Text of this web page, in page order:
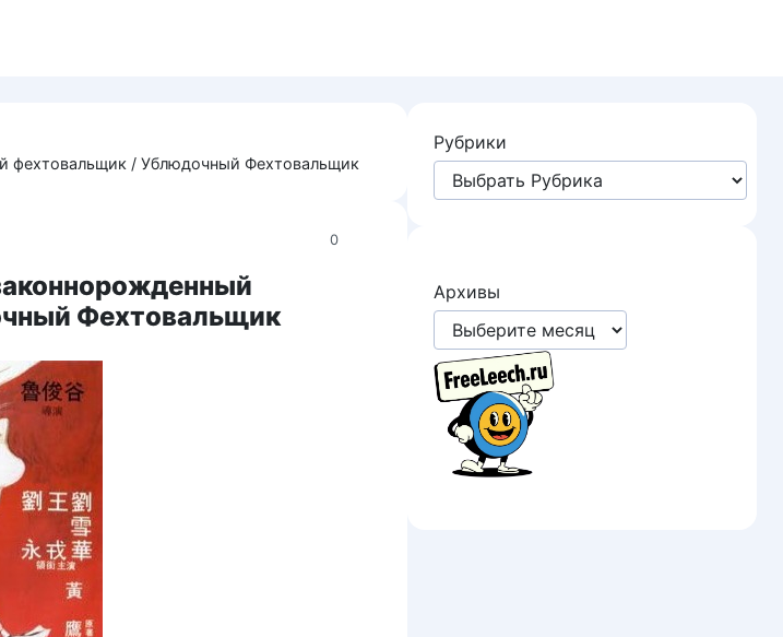
фехтовальщик / Ублюдочный Фехтовальщик
0
Фехтовальщик
Рубрики
Архивы